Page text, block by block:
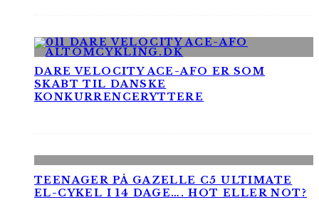
DARE VELOCITY ACE-AFO ER SOM
SKABT TIL DANSKE
KONKURRENCERYTTERE
TEENAGER PÅ GAZELLE C5 ULTIMATE
EL-CYKEL I 14 DAGE…. HOT ELLER NOT?